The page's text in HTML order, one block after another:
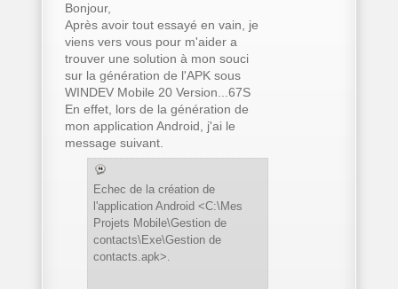
Bonjour,
Après avoir tout essayé en vain, je
viens vers vous pour m'aider a
trouver une solution à mon souci
sur la génération de l'APK sous
WINDEV Mobile 20 Version...67S
En effet, lors de la génération de
mon application Android, j'ai le
message suivant.
Echec de la création de
l'application Android <C:\Mes
Projets Mobile\Gestion de
contacts\Exe\Gestion de
contacts.apk>.